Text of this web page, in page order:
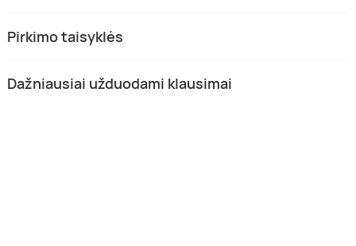
Pirkimo taisyklės
Dažniausiai užduodami klausimai